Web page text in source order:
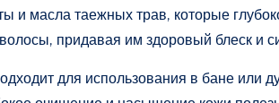
и масла таежных трав, которые
придавая им здоровый блеск и
для использования в бане или